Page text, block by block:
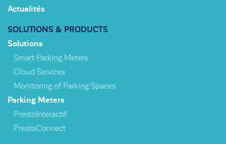
Actualités
SOLUTIONS & PRODUCTS
Solutions
Smart Parking Meters
Cloud Services
Monitoring of Parking Spaces
Parking Meters
PrestoInteractif
PrestoConnect